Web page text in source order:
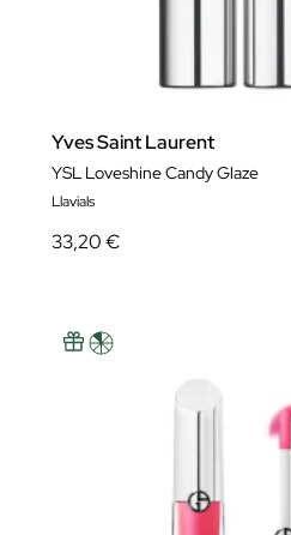
Yves Saint Laurent
YSL Loveshine Candy Glaze
Llavials
33,20 €